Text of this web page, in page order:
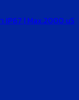
IP67 | Max.2000 uS